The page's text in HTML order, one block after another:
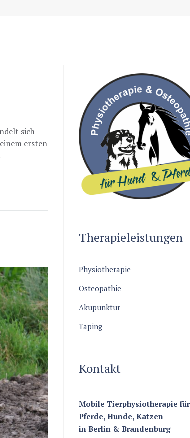
sich
ersten
Therapieleistungen
Physiotherapie
Osteopathie
Akupunktur
Taping
Kontakt
Mobile Tierphysiotherapie für
Pferde, Hunde, Katzen
in Berlin & Brandenburg